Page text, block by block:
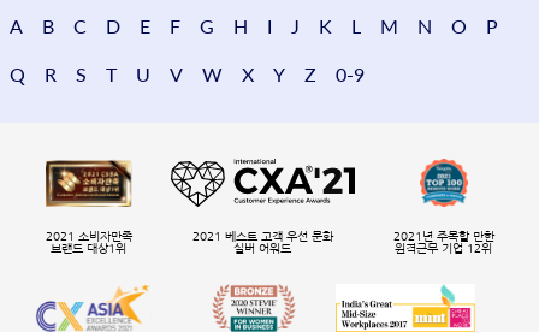
A
B C D E F G H I J K L M N O P
Q R S T U V W X Y Z 0-9